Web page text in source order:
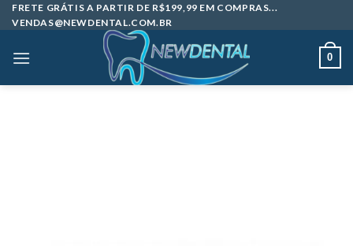
Skip
to
FRETE GRÁTIS A PARTIR DE R$199,99 EM COMPRAS...
VENDAS@NEWDENTAL.COM.BR
0